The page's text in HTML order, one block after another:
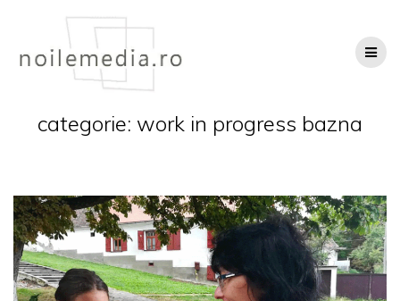
categorie: work in progress bazna